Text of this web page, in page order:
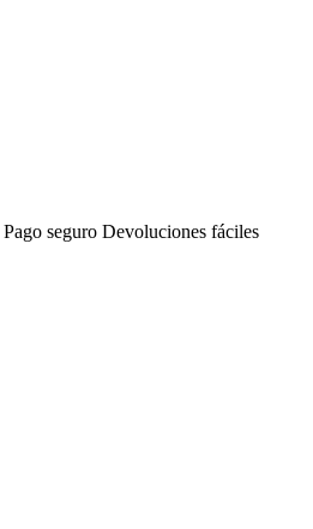
Pago seguro Devoluciones fáciles